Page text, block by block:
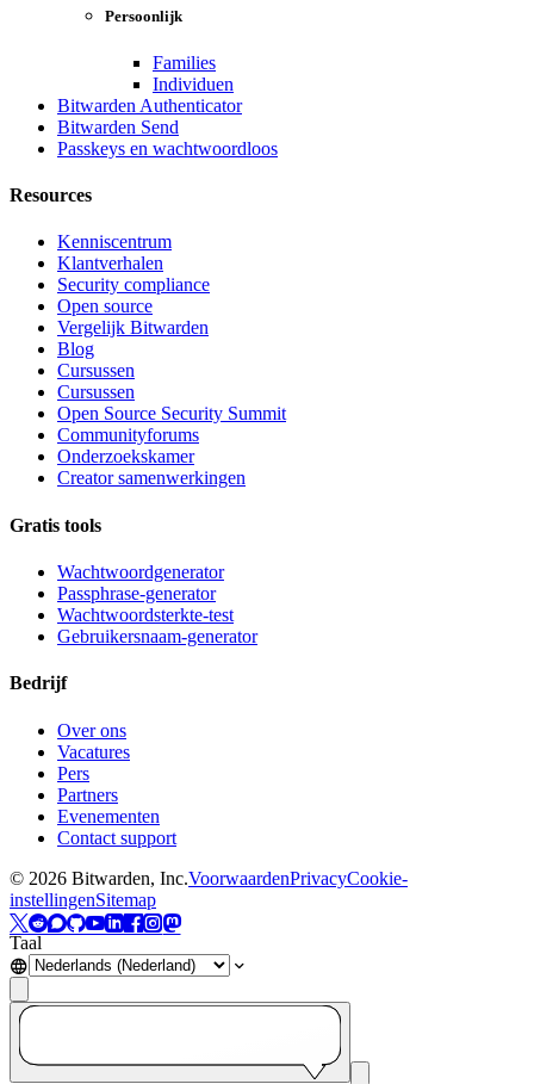
Persoonlijk
Families
Individuen
Bitwarden Authenticator
Bitwarden Send
Passkeys en wachtwoordloos
Resources
Kenniscentrum
Klantverhalen
Security compliance
Open source
Vergelijk Bitwarden
Blog
Cursussen
Cursussen
Open Source Security Summit
Communityforums
Onderzoekskamer
Creator samenwerkingen
Gratis tools
Wachtwoordgenerator
Passphrase-generator
Wachtwoordsterkte-test
Gebruikersnaam-generator
Bedrijf
Over ons
Vacatures
Pers
Partners
Evenementen
Contact support
© 2026 Bitwarden, Inc.VoorwaardenPrivacyCookie-
instellingenSitemap
Taal